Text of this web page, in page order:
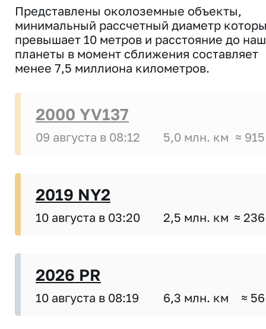
Представлены околоземные объекты,
минимальный рассчетный диаметр
превышает 10 метров и расстояние до
планеты в момент сближения составляет
менее 7,5 миллиона километров.
2000 YV137
09 августа в 08:12 5,0 млн. км ≈
2019 NY2
10 августа в 03:20 2,5 млн. км ≈
2026 PR
10 августа в 08:19 6,3 млн. км ≈